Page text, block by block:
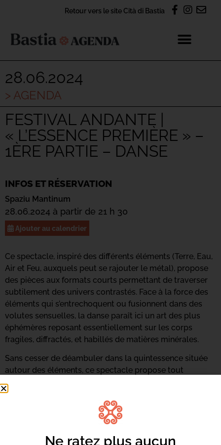
Retour vers le site Cità di Bastia
28.06.2024
> AGENDA
FESTIVAL ANDANTE |
« L’ESSENCE PREMIÈRE » –
1ÈRE PARTIE – DANSE
INFOS ET RÉSERVATION
Spaziu Mantinum
28.06.2024 à partir de 21 h 30
Ajouter au calendrier
Ce spectacle, inspiré des différents éléments (Terre, Eau,
Air et Feu, auxquels peut se rajouter le métal), propose
des pièces aux formats courts permettant de traverser
subtilement des univers contrastés. Face à la force des
éléments qui s’entrechoquent ou fusionnent dans des
volutes sensuelles, la danse paraît ici un art des plus
éphémères reposant essentiellement sur les corps
fragiles, diffractés, et habillés de matières minérales.
Sans cesser de déambuler dans la quintessence située
autour des éléments, ce spectacle propose tout
simplement la vie, la force vitale qui nous anime, depuis
l’origine des planètes telluriques. Cette déambulation
durera le temps du festival et en sera le fil conducteur.
aca.danse2b@gmail.com
Ne ratez plus aucun